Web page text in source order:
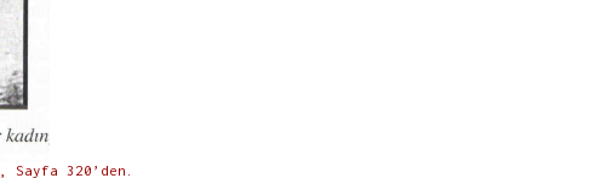
Sayfa 320’den.